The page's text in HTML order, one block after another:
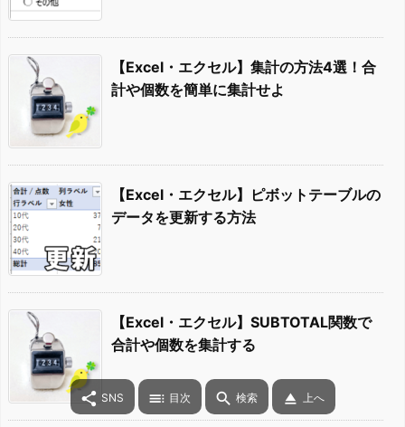
【Excel・エクセル】集計の方法4選！合
計や個数を簡単に集計せよ
【Excel・エクセル】ピボットテーブルの
データを更新する方法
【Excel・エクセル】SUBTOTAL関数で
合計や個数を集計する
 SNS  目次  検索  上へ